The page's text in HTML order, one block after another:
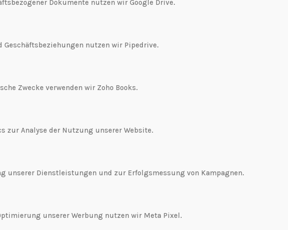
Dokumente nutzen wir Google Drive.
nutzen wir Pipedrive.
Zwecke verwenden wir Zoho Books.
zur Analyse der Nutzung unserer Website.
unserer Dienstleistungen und zur Erfolgsmessung von Kampagnen.
unserer Werbung nutzen wir Meta Pixel.